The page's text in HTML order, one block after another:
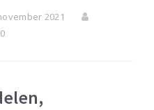
2021
0